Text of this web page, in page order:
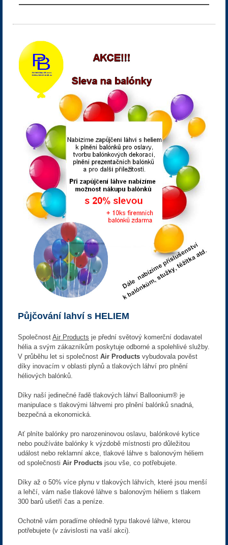
Půjčování lahví s HELIEM
Společnost Air Products je přední světový komerční dodavatel
hélia a svým zákazníkům poskytuje odborné a spolehlivé služby.
V průběhu let si společnost Air Products vybudovala pověst
díky inovacím v oblasti plynů a tlakových láhví pro plnění
héliových balónků.
Díky naší jedinečné řadě tlakových láhví Balloonium® je
manipulace s tlakovými láhvemi pro plnění balónků snadná,
bezpečná a ekonomická.
Ať plníte balónky pro narozeninovou oslavu, balónkové kytice
nebo používáte balónky k výzdobě místnosti pro důležitou
událost nebo reklamní akce, tlakové láhve s balonovým héliem
od společnosti Air Products jsou vše, co potřebujete.
Díky až o 50% více plynu v tlakových láhvích, které jsou menší
a lehčí, vám naše tlakové láhve s balonovým héliem s tlakem
300 barů ušetří čas a peníze.
Ochotně vám poradíme ohledně typu tlakové láhve, kterou
potřebujete (v závislosti na vaší akci).